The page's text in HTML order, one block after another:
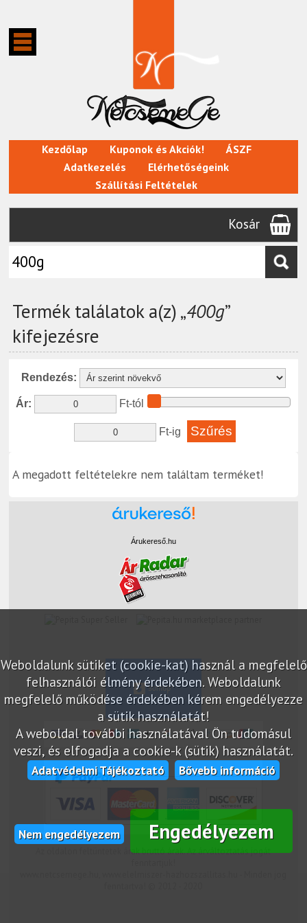
Kezdőlap Kuponok és Akciók!
ÁSZF
Adatkezelés
Elérhetőségeink
Szállítási Feltételek
Kosár
Termék találatok a(z) „400g”
kifejezésre
Rendezés:
Ár: Ft-tól
Ft-ig
A megadott feltételekre nem találtam terméket!
Weboldalunk sütiket (cookie-kat) használ a megfelelő
felhasználói élmény érdekében. Weboldalunk
megfelelő működése érdekében kérem engedélyezze
a sütik használatát!
A weboldal további használatával Ön tudomásul
veszi, és elfogadja a cookie-k (sütik) használatát.
Adatvédelmi Tájékoztató Bővebb információ
Nem engedélyezem Engedélyezem
Árukereső.hu
Az oldalon feltüntetek árak bruttó árak. Az árváltoztatás jogát